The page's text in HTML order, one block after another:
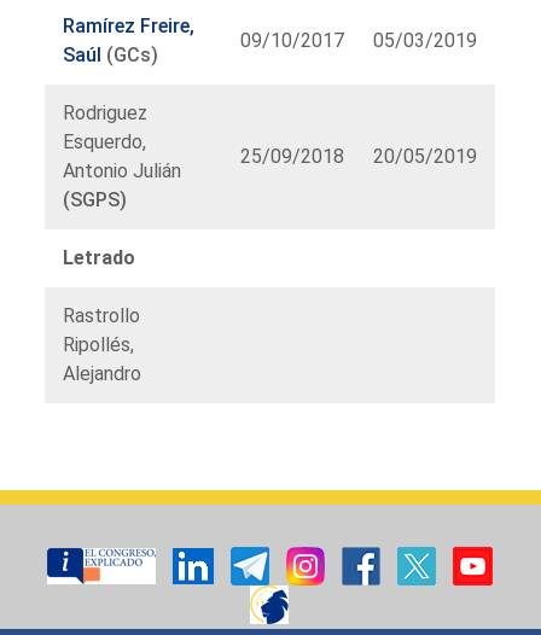
órganos
Ramírez Freire,
Saúl (GCs)
09/10/2017 05/03/2019
Rodriguez
Esquerdo,
Antonio Julián
(SGPS)
25/09/2018 20/05/2019
Letrado
Rastrollo
Ripollés,
Alejandro